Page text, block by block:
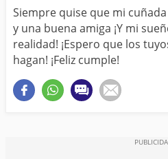
Siempre quise que mi
y una buena amiga ¡Y mi
realidad! ¡Espero que los
hagan! ¡Feliz cumple!